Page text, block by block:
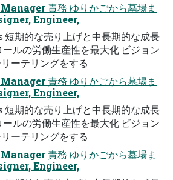
責務 ゆりかごから墓場ま
Engineer,
短期的な売り上げと中長期的な成長
ルの労働生産性を最大化 ビジョン
ーテリングをする
責務 ゆりかごから墓場ま
Engineer,
短期的な売り上げと中長期的な成長
ルの労働生産性を最大化 ビジョン
ーテリングをする
責務 ゆりかごから墓場ま
Engineer,